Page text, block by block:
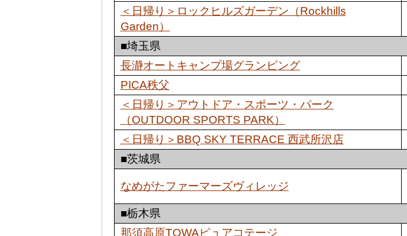
＜日帰り＞ロックヒルズガーデン（Rockhills
Garden）
■埼玉県
長瀞オートキャンプ場グランピング
PICA秩父
＜日帰り＞アウトドア・スポーツ・パーク
（OUTDOOR SPORTS PARK）
＜日帰り＞BBQ SKY TERRACE 西武所沢店
■茨城県
なめがたファーマーズヴィレッジ
■栃木県
那須高原TOWAピュアコテージ